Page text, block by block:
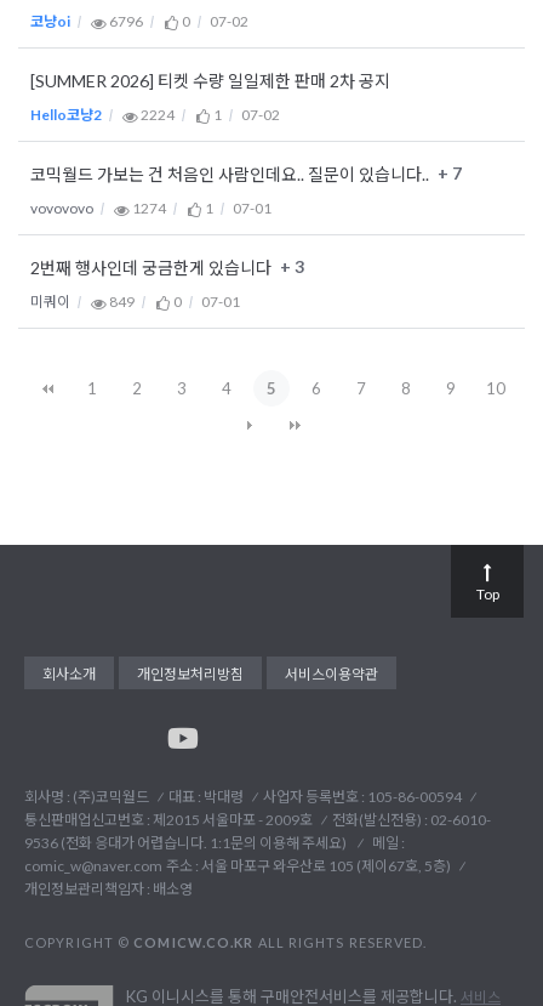
코냥oi 6796 0 07-02
[SUMMER 2026] 티켓 수량 일일제한 판매 2차 공지
Hello코냥2 2224 1 07-02
코믹월드 가보는 건 처음인 사람인데요.. 질문이 있습니다.. + 7
vovovovo 1274 1 07-01
2번째 행사인데 궁금한게 있습니다 + 3
미쿼이 849 0 07-01
1 2 3 4 5 6 7 8 9 10
회사소개 개인정보처리방침 서비스이용약관
회사명 : (주)코믹월드 대표 : 박대령
사업자 등록번호 : 105-86-00594
통신판매업신고번호 : 제2015 서울마포 - 2009호
전화(발신전용) : 02-6010-
9536 (전화 응대가 어렵습니다. 1:1문의 이용해 주세요)
메일 :
comic_w@naver.com 주소 : 서울 마포구 와우산로 105 (제이67호, 5층)
개인정보관리책임자 : 배소영
COPYRIGHT © COMICW.CO.KR ALL RIGHTS RESERVED.
KG 이니시스를 통해 구매안전서비스를 제공합니다. 서비스
Top